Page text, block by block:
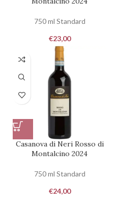
750 ml Standard
€23,00
Casanova di Neri Rosso di
Montalcino 2024
750 ml Standard
€24,00